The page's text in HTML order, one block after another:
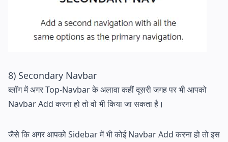
8) Secondary Navbar
ब्लॉग में अगर Top-Navbar के अलावा कहीं दूसरी जगह पर भी आपको
Navbar Add करना हो तो वो भी किया जा सकता है।
जैसे कि अगर आपको Sidebar में भी कोई Navbar Add करना हो तो इस